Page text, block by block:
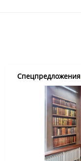
Спецпредложения